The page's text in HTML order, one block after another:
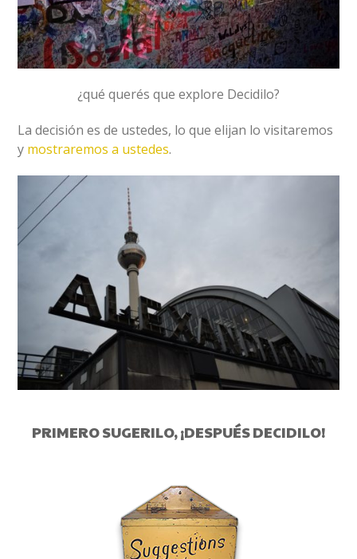
¿qué querés que explore Decidilo?
La decisión es de ustedes, lo que elijan lo visitaremos
y mostraremos a ustedes.
PRIMERO SUGERILO, ¡DESPUÉS DECIDILO!